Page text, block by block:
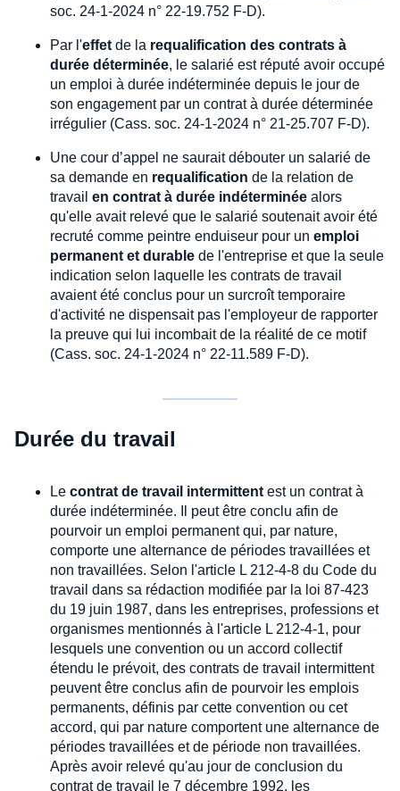
soc. 24-1-2024 n° 22-19.752 F-D).
Par l'effet de la requalification des contrats à
durée déterminée, le salarié est réputé avoir occupé
un emploi à durée indéterminée depuis le jour de
son engagement par un contrat à durée déterminée
irrégulier (Cass. soc. 24-1-2024 n° 21-25.707 F-D).
Une cour d’appel ne saurait débouter un salarié de
sa demande en requalification de la relation de
travail en contrat à durée indéterminée alors
qu'elle avait relevé que le salarié soutenait avoir été
recruté comme peintre enduiseur pour un emploi
permanent et durable de l'entreprise et que la seule
indication selon laquelle les contrats de travail
avaient été conclus pour un surcroît temporaire
d'activité ne dispensait pas l'employeur de rapporter
la preuve qui lui incombait de la réalité de ce motif
(Cass. soc. 24-1-2024 n° 22-11.589 F-D).
Durée du travail
Le contrat de travail intermittent est un contrat à
durée indéterminée. Il peut être conclu afin de
pourvoir un emploi permanent qui, par nature,
comporte une alternance de périodes travaillées et
non travaillées. Selon l'article L 212-4-8 du Code du
travail dans sa rédaction modifiée par la loi 87-423
du 19 juin 1987, dans les entreprises, professions et
organismes mentionnés à l'article L 212-4-1, pour
lesquels une convention ou un accord collectif
étendu le prévoit, des contrats de travail intermittent
peuvent être conclus afin de pourvoir les emplois
permanents, définis par cette convention ou cet
accord, qui par nature comportent une alternance de
périodes travaillées et de période non travaillées.
Après avoir relevé qu'au jour de conclusion du
contrat de travail le 7 décembre 1992, les